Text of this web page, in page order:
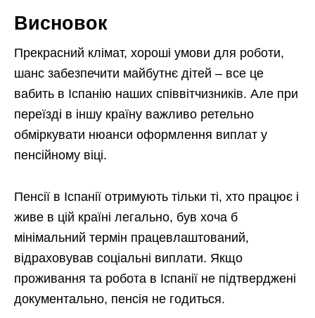
Висновок
Прекрасний клімат, хороші умови для роботи,
шанс забезпечити майбутнє дітей – все це
вабить в Іспанію наших співвітчизників. Але при
переїзді в іншу країну важливо ретельно
обміркувати нюанси оформлення виплат у
пенсійному віці.
Пенсії в Іспанії отримують тільки ті, хто працює і
живе в цій країні легально, був хоча б
мінімальний термін працевлаштований,
відраховував соціальні виплати. Якщо
проживання та робота в Іспанії не підтверджені
документально, пенсія не годиться.